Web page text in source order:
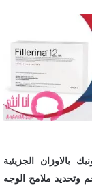
بالاوزان الجزيئية
وتحديد ملامح الوجه